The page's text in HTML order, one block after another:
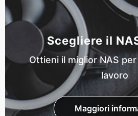
Scegliere il
Ottieni il miglior NAS
lavoro
Maggiori